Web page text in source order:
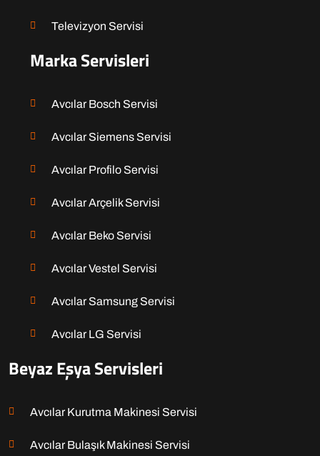
Televizyon Servisi
Marka Servisleri
Avcılar Bosch Servisi
Avcılar Siemens Servisi
Avcılar Profilo Servisi
Avcılar Arçelik Servisi
Avcılar Beko Servisi
Avcılar Vestel Servisi
Avcılar Samsung Servisi
Avcılar LG Servisi
Beyaz Eşya Servisleri
Avcılar Kurutma Makinesi Servisi
Avcılar Bulaşık Makinesi Servisi